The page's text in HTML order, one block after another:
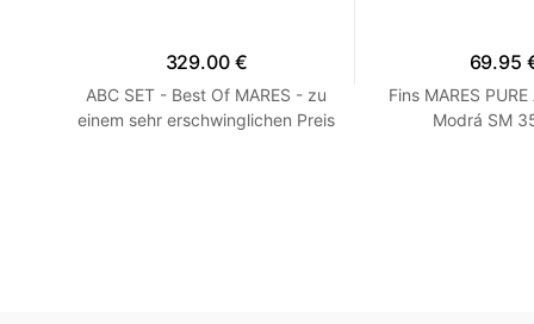
329.00 €
ABC SET - Best Of MARES - zu
einem sehr erschwinglichen Preis
69.95
Fins MARES
Modrá SM